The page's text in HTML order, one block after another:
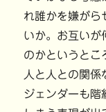
れ誰かを嫌がら
いか。お互いが
のかというとこ
人と人との関
ジェンダーも階